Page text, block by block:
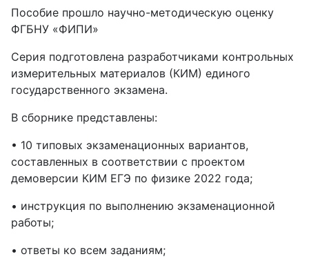
Пособие прошло научно-методическую оценку
ФГБНУ «ФИПИ»
Серия подготовлена разработчиками контрольных
измерительных материалов (КИМ) единого
государственного экзамена.
В сборнике представлены:
• 10 типовых экзаменационных вариантов,
составленных в соответствии с проектом
демоверсии КИМ ЕГЭ по физике 2022 года;
• инструкция по выполнению экзаменационной
работы;
• ответы ко всем заданиям;